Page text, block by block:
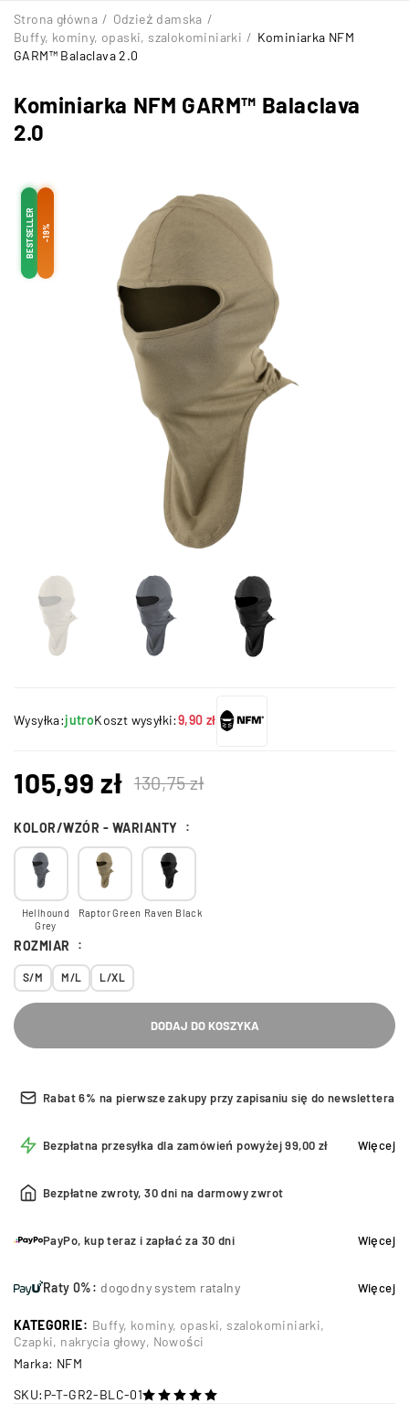
Kominiarka NFM GARM™ Balaclava
2.0
Strona główna / Odzież damska /
Buffy, kominy, opaski, szalokominiarki / Kominiarka NFM
GARM™ Balaclava 2.0
BESTSELLER -19%
Wysyłka:jutroKoszt wysyłki:9,90 zł
130,75zł
105,99zł
KOLOR/WZÓR - WARIANTY
Hellhound
Grey
Raptor Green Raven Black
ROZMIAR
S/M M/L L/XL
DODAJ DO KOSZYKA
Rabat 6% na pierwsze zakupy przy zapisaniu się do newslettera
Bezpłatna przesyłka dla zamówień powyżej 99,00 zł Więcej
Bezpłatne zwroty, 30 dni na darmowy zwrot
PayPo, kup teraz i zapłać za 30 dni Więcej
Raty 0%: dogodny system ratalny Więcej
KATEGORIE: Buffy, kominy, opaski, szalokominiarki,
Czapki, nakrycia głowy, Nowości
Marka: NFM
SKU: P-T-GR2-BLC-01